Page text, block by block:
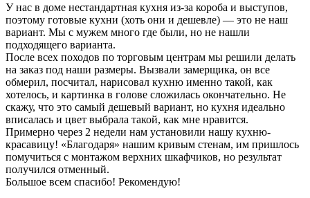
У нас в доме нестандартная кухня из-за короба и выступов,
поэтому готовые кухни (хоть они и дешевле) — это не наш
вариант. Мы с мужем много где были, но не нашли
подходящего варианта.
После всех походов по торговым центрам мы решили делать
на заказ под наши размеры. Вызвали замерщика, он все
обмерил, посчитал, нарисовал кухню именно такой, как
хотелось, и картинка в голове сложилась окончательно. Не
скажу, что это самый дешевый вариант, но кухня идеально
вписалась и цвет выбрала такой, как мне нравится.
Примерно через 2 недели нам установили нашу кухню-
красавицу! «Благодаря» нашим кривым стенам, им пришлось
помучиться с монтажом верхних шкафчиков, но результат
получился отменный.
Большое всем спасибо! Рекомендую!